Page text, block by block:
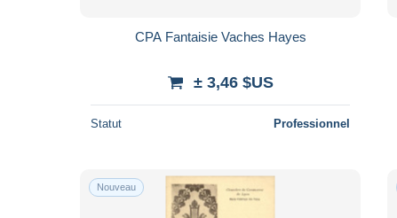
CPA Fantaisie Vaches Hayes
± 3,46 $US
Statut Professionnel
Nouveau